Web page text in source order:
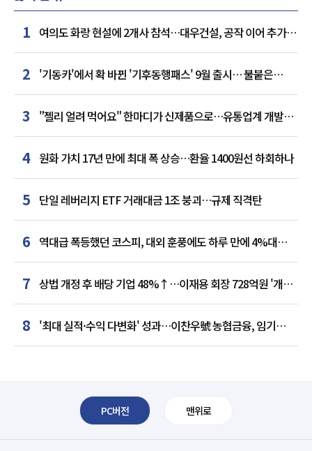
1 여의도 화랑 현설에 2개사 참석…대우건설, 공작 이어 추가
거점 확보하나
2 '기동카'에서 확 바뀐 '기후동행패스' 9월 출시… 불붙은
카드사 경쟁
3
"젤리 얼려 먹어요" 한마디가 신제품으로…유통업계 개발실
된 SNS
4 원화 가치 17년 만에 최대 폭 상승…환율 1400원선 하회하나
5 단일 레버리지 ETF 거래대금 1조 붕괴…규제 직격탄
6 역대급 폭등했던 코스피, 대외 훈풍에도 하루 만에 4%대
급락
7 상법 개정 후 배당 기업 48%↑…이재용 회장 728억원 '개인
최다'
8 '최대 실적·수익 다변화' 성과…이찬우號 농협금융, 임기
말년 성장 박차
PC버전 맨위로